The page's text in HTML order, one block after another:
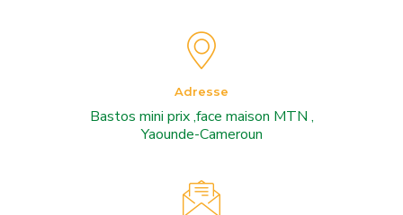
Adresse
Bastos mini prix ,face maison MTN ,
Yaounde-Cameroun